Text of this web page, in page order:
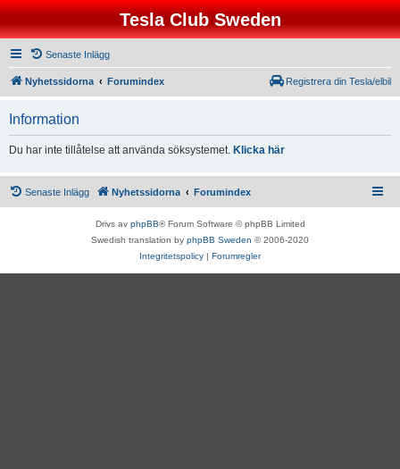
Tesla Club Sweden
Senaste Inlägg
Nyhetssidorna Forumindex Registrera din Tesla/elbil
Information
Du har inte tillåtelse att använda söksystemet. Klicka här
Senaste Inlägg Nyhetssidorna Forumindex
Drivs av phpBB® Forum Software © phpBB Limited
Swedish translation by phpBB Sweden © 2006-2020
Integritetspolicy | Forumregler